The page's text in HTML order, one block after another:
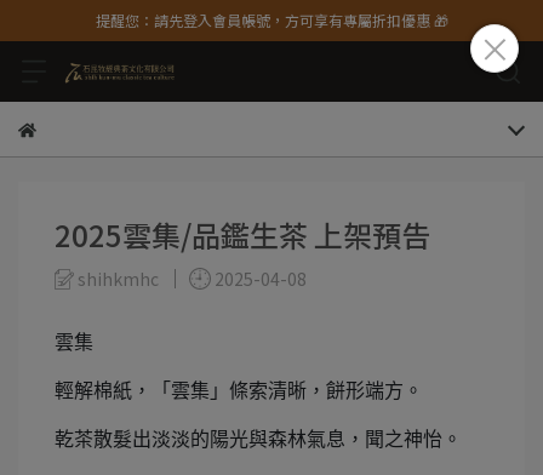
提醒您：請先登入會員帳號，方可享有專屬折扣優惠 🎁
2025雲集/品鑑生茶 上架預告
shihkmhc 2025-04-08
雲集
輕解棉紙，「雲集」條索清晰，餅形端方。
乾茶散髮出淡淡的陽光與森林氣息，聞之神怡。